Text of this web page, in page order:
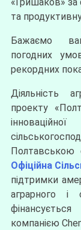
та
Бажаємо
погодних
рекордних
Діяльність
проекту
Полтавською
Офіційна
підтримки
аграрного
компанією